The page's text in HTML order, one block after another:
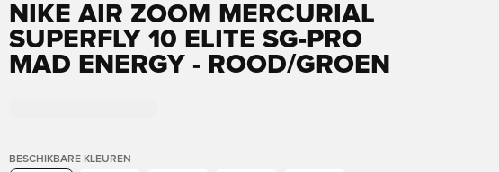
NIKE AIR ZOOM MERCURIAL
SUPERFLY 10 ELITE SG-PRO
MAD ENERGY - ROOD/GROEN
BESCHIKBARE KLEUREN